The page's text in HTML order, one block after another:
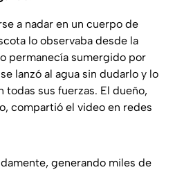
a nadar en un cuerpo de
lo observaba desde la
permanecía sumergido por
se lanzó al agua sin dudarlo y lo
todas sus fuerzas. El dueño,
compartió el video en redes
generando miles de